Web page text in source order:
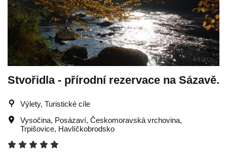
Stvořidla - přírodní rezervace na Sázavě.
Výlety, Turistické cíle
Vysočina, Posázaví, Českomoravská vrchovina,
Trpišovice, Havlíčkobrodsko